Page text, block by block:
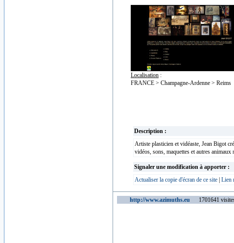
Localisation :
FRANCE > Champagne-Ardenne > Reims
Description :
Artiste plasticien et vidéaste, Jean Bigot
vidéos, sons, maquettes et autres
Signaler une modification à apporter :
Actualiser la copie d'écran de ce site Lien
http://www.azimuths.eu 1701641